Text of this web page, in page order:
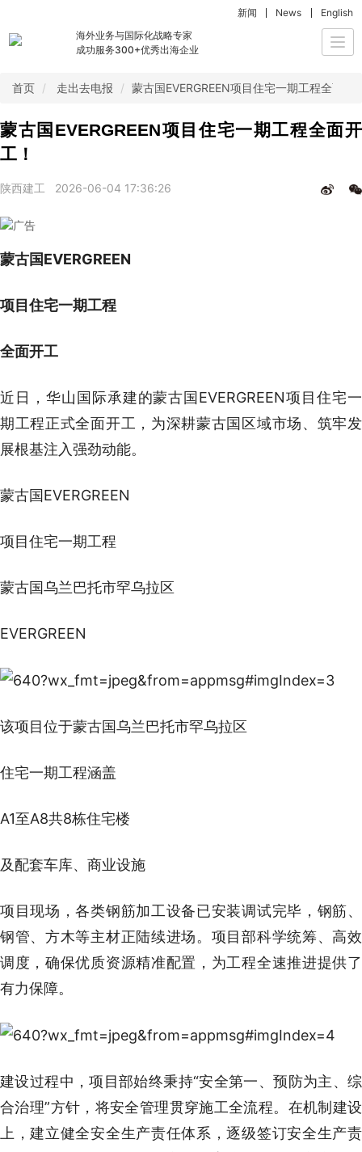
海外业务与国际化战略专家
成功服务300+优秀出海企业
新闻 News English
首页 走出去电报 蒙古国EVERGREEN项目住宅一期工程全面开
蒙古国EVERGREEN项目住宅一期工程全面开
工！
陕西建工 2026-06-04 17:36:26
蒙古国EVERGREEN
项目住宅一期工程
全面开工
近日，华山国际承建的蒙古国EVERGREEN项目住宅一
期工程正式全面开工，为深耕蒙古国区域市场、筑牢发
展根基注入强劲动能。
蒙古国EVERGREEN
项目住宅一期工程
蒙古国乌兰巴托市罕乌拉区
EVERGREEN
该项目位于蒙古国乌兰巴托市罕乌拉区
住宅一期工程涵盖
A1至A8共8栋住宅楼
及配套车库、商业设施
项目现场，各类钢筋加工设备已安装调试完毕，钢筋、
钢管、方木等主材正陆续进场。项目部科学统筹、高效
调度，确保优质资源精准配置，为工程全速推进提供了
有力保障。
建设过程中，项目部始终秉持“安全第一、预防为主、综
合治理”方针，将安全管理贯穿施工全流程。在机制建设
上，建立健全安全生产责任体系，逐级签订安全生产责